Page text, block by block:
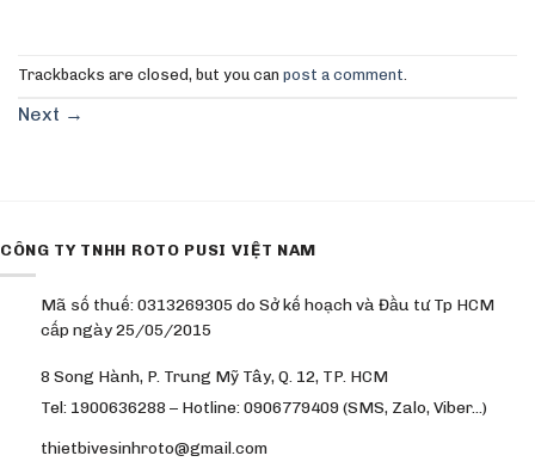
Trackbacks are closed, but you can post a comment.
Next →
CÔNG TY TNHH ROTO PUSI VIỆT NAM
Mã số thuế: 0313269305 do Sở kế hoạch và Đầu tư Tp HCM
cấp ngày 25/05/2015
8 Song Hành, P. Trung Mỹ Tây, Q. 12, TP. HCM
Tel: 1900636288 – Hotline: 0906779409 (SMS, Zalo, Viber…)
thietbivesinhroto@gmail.com